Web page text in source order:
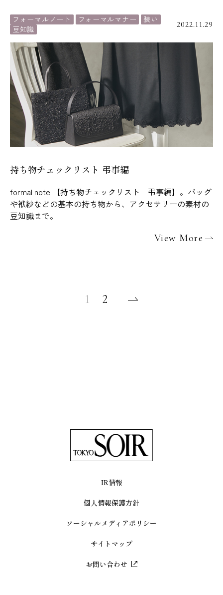
フォーマルノート フォーマルマナー
装い
豆知識
2022.11.29
持ち物チェックリスト 弔事編
formal note 【持ち物チェックリスト 弔事編】。バッグ
や袱紗などの基本の持ち物から、アクセサリーの素材の
豆知識まで。
View More
1 2
IR情報
個人情報保護方針
ソーシャルメディアポリシー
サイトマップ
お問い合わせ